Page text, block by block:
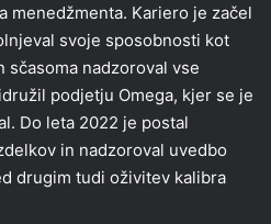
menedžmenta. Kariero je začel
svoje sposobnosti kot
sčasoma nadzoroval vse
podjetju Omega, kjer se je
Do leta 2022 je postal
in nadzoroval uvedbo
drugim tudi oživitev kalibra